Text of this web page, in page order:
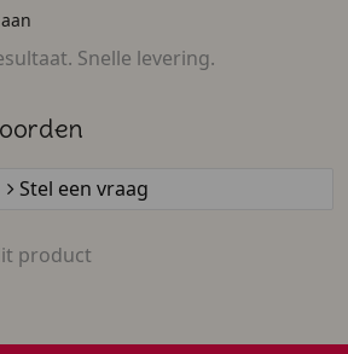
Snelle levering.
Stel een vraag
product